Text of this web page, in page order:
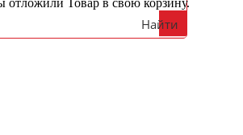
Найти